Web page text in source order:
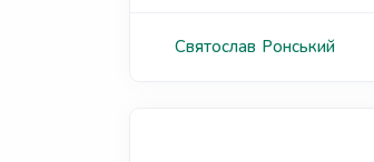
Святослав Ронський